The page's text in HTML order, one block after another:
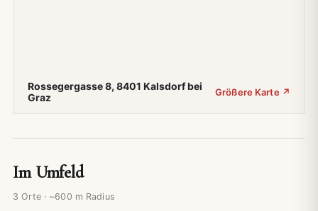
Rossegergasse 8, 8401 Kalsdorf bei
Graz
Größere Karte ↗
Im Umfeld
3 Orte · ~600 m Radius